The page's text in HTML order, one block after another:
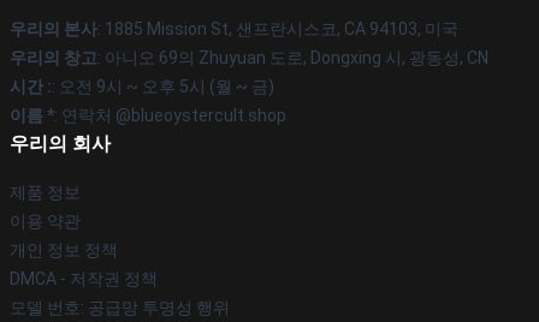
우리의 본사: 1885 Mission St, 샌프란시스코, CA 94103, 미국
우리의 창고: 아니오 69의 Zhuyuan 도로, Dongxing 시, 광동성, CN
시간 :: 오전 9시 ~ 오후 5시 (월 ~ 금)
이름 *: 연락처 @blueoystercult.shop
우리의 회사
제품 정보
이용 약관
개인 정보 정책
DMCA - 저작권 정책
모델 번호: 공급망 투명성 행위